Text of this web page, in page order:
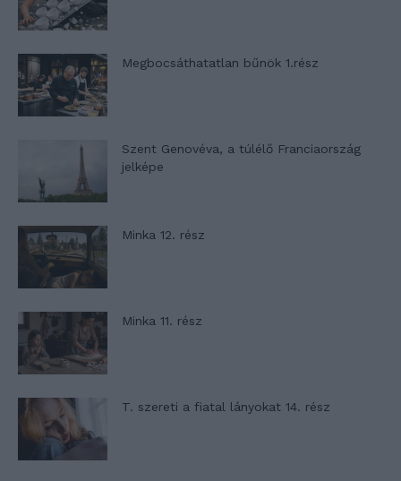
Megbocsáthatatlan bűnök 1.rész
Szent Genovéva, a túlélő Franciaország
jelképe
Minka 12. rész
Minka 11. rész
T. szereti a fiatal lányokat 14. rész